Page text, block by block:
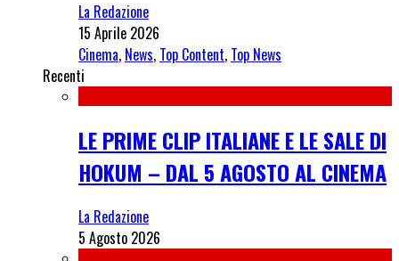
La Redazione
15 Aprile 2026
Cinema, News, Top Content, Top News
Recenti
LE PRIME CLIP ITALIANE E LE SALE DI
HOKUM – DAL 5 AGOSTO AL CINEMA
La Redazione
5 Agosto 2026